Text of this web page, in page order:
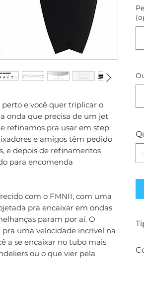
e você quer triplicar o
onda que precisa de um jet
refinamos pra usar em step
e amigos têm pedido
e depois de refinamentos
para encomenda
com o FMNII, com uma
pra encaixar em ondas
param por aí. O
uma velocidade incrível na
a se encaixar no tubo mais
ou o que vier pela